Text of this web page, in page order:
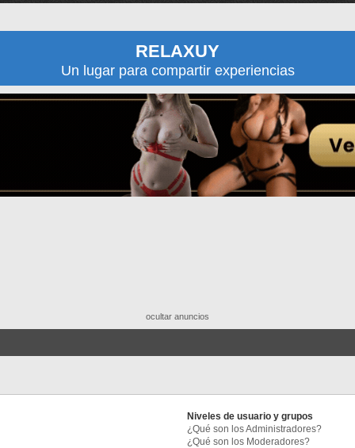
RELAXUY
Un lugar para compartir experiencias
ocultar anuncios
Niveles de usuario y grupos
¿Qué son los Administradores?
¿Qué son los Moderadores?